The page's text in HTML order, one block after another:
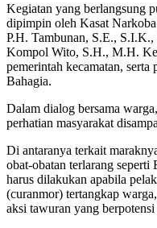
Kegiatan yang berlangsung
dipimpin oleh Kasat
P.H. Tambunan, S.E.,
Kompol Wito, S.H., M.H.
pemerintah kecamatan,
Bahagia.
Dalam dialog bersama
perhatian masyarakat
Di antaranya terkait
obat-obatan terlarang
harus dilakukan apabila
(curanmor) tertangkap
aksi tawuran yang